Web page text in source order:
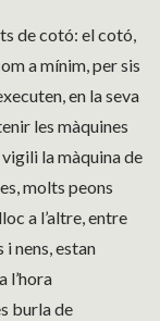
de cotó: el cotó,
a mínim, per sis
en la seva
les màquines
la màquina de
molts peons
a l’altre, entre
i nens, estan
l’hora
burla de